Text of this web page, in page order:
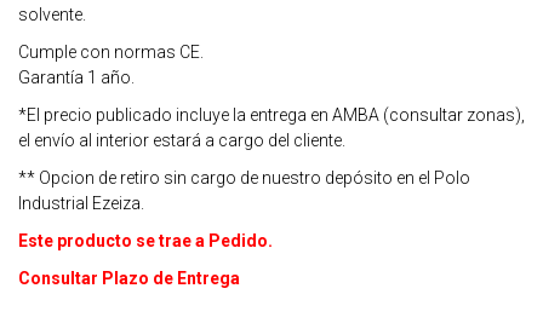
solvente.
Cumple con normas CE.
Garantía 1 año.
*El precio publicado incluye la entrega en AMBA (consultar zonas),
el envío al interior estará a cargo del cliente.
** Opcion de retiro sin cargo de nuestro depósito en el Polo
Industrial Ezeiza.
Este producto se trae a Pedido.
Consultar Plazo de Entrega